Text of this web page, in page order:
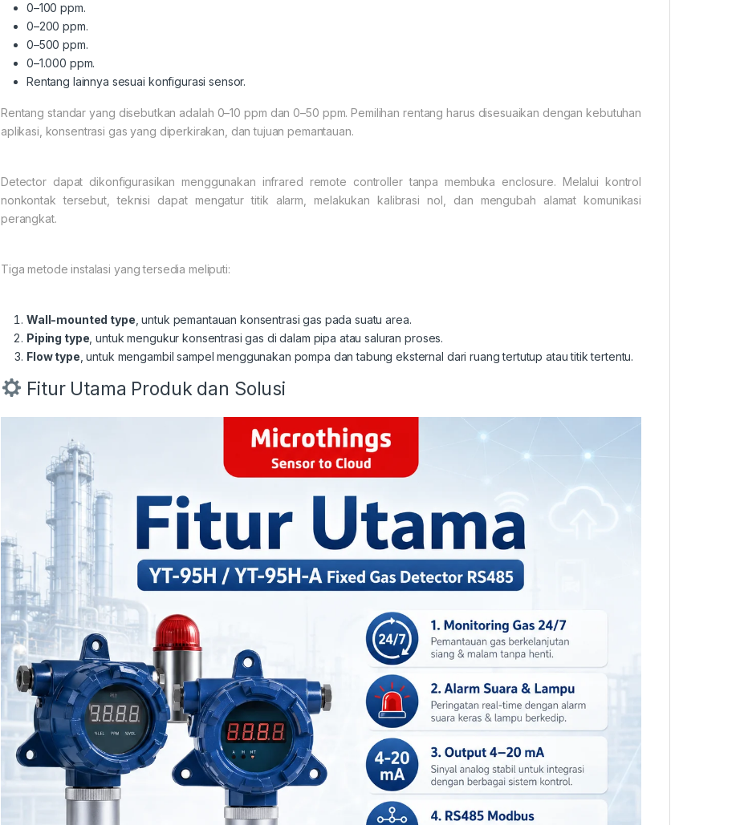
0–100 ppm.
0–200 ppm.
0–500 ppm.
0–1.000 ppm.
Rentang lainnya sesuai konfigurasi sensor.
Rentang standar yang disebutkan adalah 0–10 ppm dan 0–50 ppm. Pemilihan rentang harus disesuaikan dengan kebutuhan
aplikasi, konsentrasi gas yang diperkirakan, dan tujuan pemantauan.
Detector dapat dikonfigurasikan menggunakan infrared remote controller tanpa membuka enclosure. Melalui kontrol
nonkontak tersebut, teknisi dapat mengatur titik alarm, melakukan kalibrasi nol, dan mengubah alamat komunikasi
perangkat.
Tiga metode instalasi yang tersedia meliputi:
Wall-mounted type , untuk pemantauan konsentrasi gas pada suatu area.
Piping type , untuk mengukur konsentrasi gas di dalam pipa atau saluran proses.
Flow type , untuk mengambil sampel menggunakan pompa dan tabung eksternal dari ruang tertutup atau titik tertentu.
Fitur Utama Produk dan Solusi